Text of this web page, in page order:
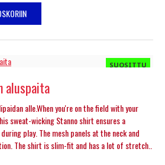
SUOSITTU
aluspaita
alle.When you're on the field with your
sweat-wicking Stanno shirt ensures a
play. The mesh panels at the neck and
The shirt is slim-fit and has a lot of stretch..